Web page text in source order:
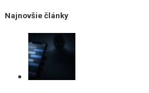
Najnovšie články